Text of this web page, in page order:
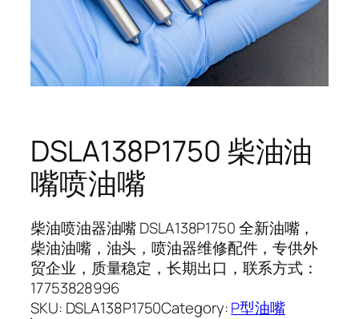
DSLA138P1750 柴油油
嘴喷油嘴
柴油喷油器油嘴 DSLA138P1750 全新油嘴，
柴油油嘴，油头，喷油器维修配件，专供外
贸企业，质量稳定，长期出口，联系方式：
17753828996
SKU: DSLA138P1750Category:P型油嘴